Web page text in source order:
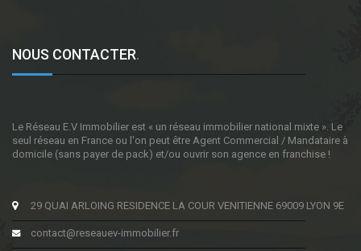
NOUS CONTACTER.
Le Réseau E.V Immobilier est « un réseau immobilier national mixte ». Le
seul réseau en France ou l'on peut être Agent Commercial / Mandataire à
domicile (sans payer de pack) et/ou ouvrir son agence en franchise !
29 QUAI ARLOING RESIDENCE LA COUR VENITIENNE 69009 LYON 9E
contact@reseauev-immobilier.fr